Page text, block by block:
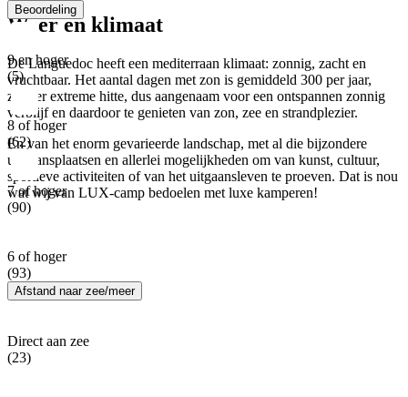
Weer en klimaat
De Languedoc heeft een mediterraan klimaat: zonnig, zacht en
vruchtbaar. Het aantal dagen met zon is gemiddeld 300 per jaar,
zonder extreme hitte, dus aangenaam voor een ontspannen zonnig
verblijf en daardoor te genieten van zon, zee en strandplezier.
En van het enorm gevarieerde landschap, met al die bijzondere
uitgaansplaatsen en allerlei mogelijkheden om van kunst, cultuur,
sportieve activiteiten of van het uitgaansleven te proeven. Dat is nou
wat wij van LUX-camp bedoelen met luxe kamperen!
Beoordeling
9 en hoger
(5)
8 of hoger
(62)
7 of hoger
(90)
6 of hoger
(93)
Afstand naar zee/meer
Direct aan zee
(23)